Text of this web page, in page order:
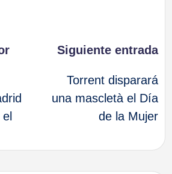
el
Siguiente entrada
Torrent disparará
una mascletà el Día
de la Mujer